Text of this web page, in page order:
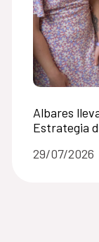
Albares
Estrategia
29/07/2026